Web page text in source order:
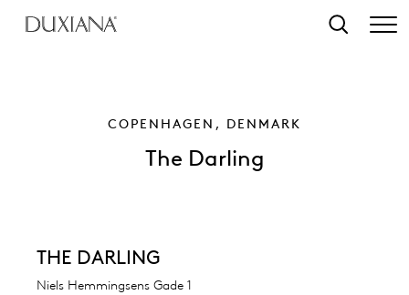
Pesquisar
COPENHAGEN, DENMARK
The Darling
THE DARLING
Niels Hemmingsens Gade 1